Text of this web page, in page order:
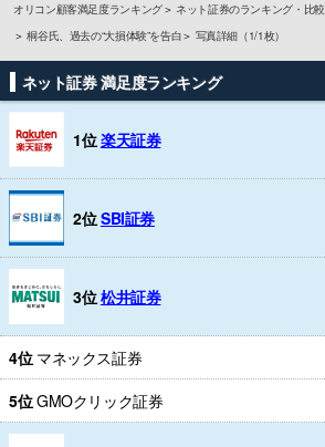
オリコン顧客満足度ランキング ネット証券のランキング・比較
桐谷氏、過去の“大損体験”を告白
写真詳細（1/1枚）
ネット証券 満足度ランキング
1位楽天証券
2位SBI証券
3位松井証券
4位 マネックス証券
5位GMOクリック証券